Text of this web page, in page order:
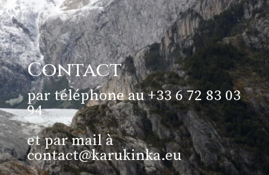
Contact
par téléphone au +33 6 72 83 03
94
et par mail à
contact@karukinka.eu